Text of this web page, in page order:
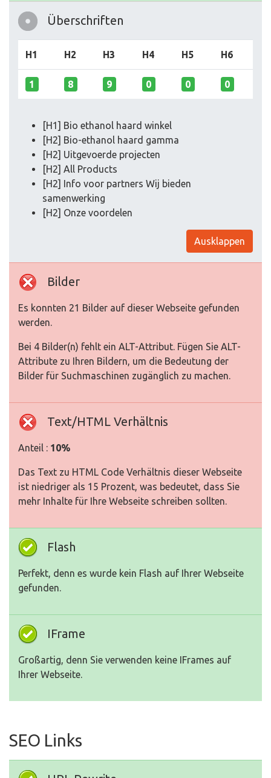
Überschriften
H1 H2 H3 H4 H5 H6
1 8 9 0 0 0
[H1] Bio ethanol haard winkel
[H2] Bio-ethanol haard gamma
[H2] Uitgevoerde projecten
[H2] All Products
[H2] Info voor partners Wij bieden
samenwerking
[H2] Onze voordelen
Ausklappen
Bilder
Es konnten 21 Bilder auf dieser Webseite gefunden
werden.
Bei 4 Bilder(n) fehlt ein ALT-Attribut. Fügen Sie ALT-
Attribute zu Ihren Bildern, um die Bedeutung der
Bilder für Suchmaschinen zugänglich zu machen.
Text/HTML Verhältnis
Anteil : 10%
Das Text zu HTML Code Verhältnis dieser Webseite
ist niedriger als 15 Prozent, was bedeutet, dass Sie
mehr Inhalte für Ihre Webseite schreiben sollten.
Flash
Perfekt, denn es wurde kein Flash auf Ihrer Webseite
gefunden.
IFrame
Großartig, denn Sie verwenden keine IFrames auf
Ihrer Webseite.
SEO Links